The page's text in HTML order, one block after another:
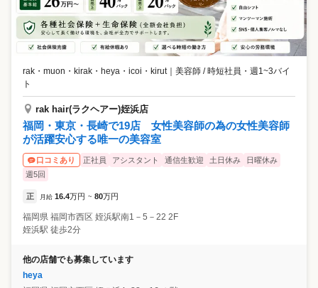
rak・muon・kirak・heya・icoi・kirut｜ 美容師 / 時短社員・週1~3バイ
ト
rak hair(ラクヘアー)姪浜店
福岡・東京・長崎で19店 女性美容師の為の女性美容師
が活躍安心する唯一の美容室
口コミあり 正社員 アシスタント 通信生歓迎 土日休み
日曜休み
週5回
正 月給 16.4万円 ~ 80万円
福岡県 福岡市西区 姪浜駅南1－5－22 2F
姪浜駅 徒歩2分
他の店舗でも募集しています
heya